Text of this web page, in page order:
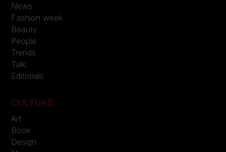
News
Fashion week
Beauty
People
Trends
Talk
Editorials
CULTURE
Art
Book
Design